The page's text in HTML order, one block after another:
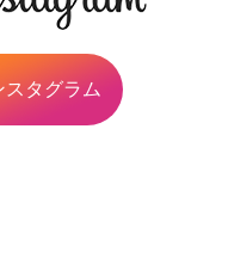
スタグラム